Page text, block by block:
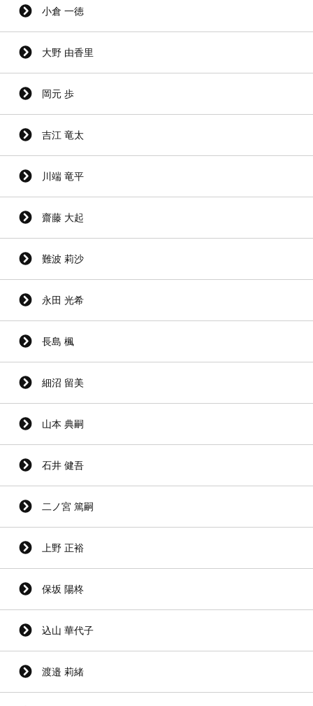
小倉 一徳
大野 由香里
岡元 歩
吉江 竜太
川端 竜平
齋藤 大起
難波 莉沙
永田 光希
長島 楓
細沼 留美
山本 典嗣
石井 健吾
二ノ宮 篤嗣
上野 正裕
保坂 陽柊
込山 華代子
渡邉 莉緒